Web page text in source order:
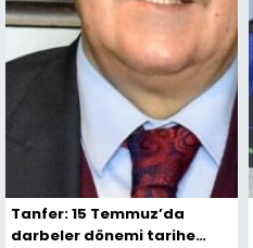
Tanfer: 15 Temmuz’da
darbeler dönemi tarihe